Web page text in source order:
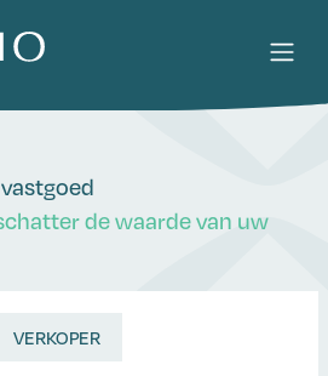
de waarde van uw
VERKOPER